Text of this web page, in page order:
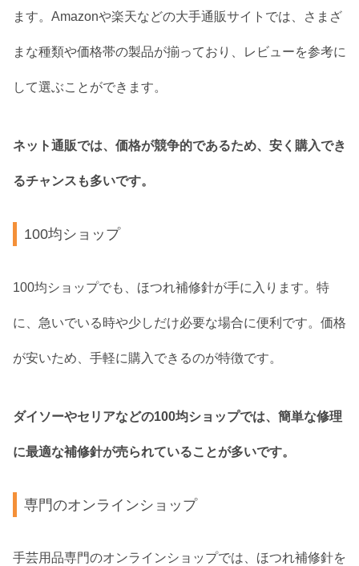
ます。Amazonや楽天などの大手通販サイトでは、さまざ
まな種類や価格帯の製品が揃っており、レビューを参考に
して選ぶことができます。
ネット通販では、価格が競争的であるため、安く購入でき
るチャンスも多いです。
100均ショップ
100均ショップでも、ほつれ補修針が手に入ります。特
に、急いでいる時や少しだけ必要な場合に便利です。価格
が安いため、手軽に購入できるのが特徴です。
ダイソーやセリアなどの100均ショップでは、簡単な修理
に最適な補修針が売られていることが多いです。
専門のオンラインショップ
手芸用品専門のオンラインショップでは、ほつれ補修針を